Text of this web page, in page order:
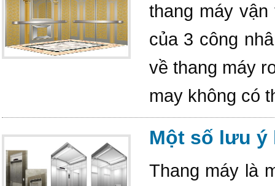
thang máy
của 3 công
về thang máy
may không có
Một số lưu ý
Thang máy là